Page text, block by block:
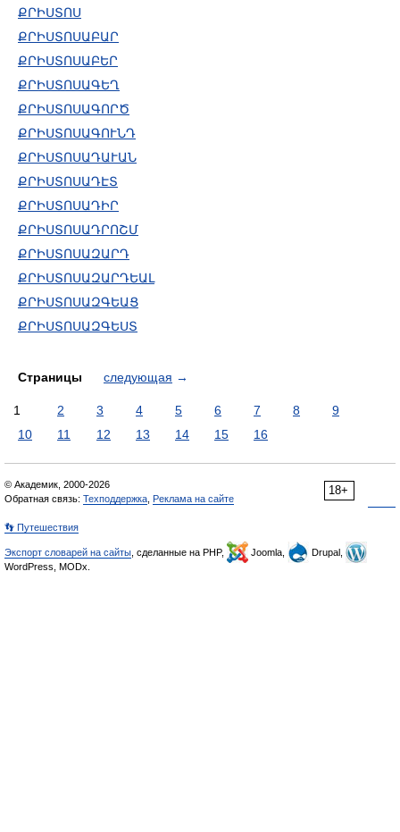
ՔՐԻՍՏՈՍ
ՔՐԻՍՏՈՍԱԲԱՐ
ՔՐԻՍՏՈՍԱԲԵՐ
ՔՐԻՍՏՈՍԱԳԵՂ
ՔՐԻՍՏՈՍԱԳՈՐԾ
ՔՐԻՍՏՈՍԱԳՈՒՆԴ
ՔՐԻՍՏՈՍԱԴԱՒԱՆ
ՔՐԻՍՏՈՍԱԴԷՏ
ՔՐԻՍՏՈՍԱԴԻՐ
ՔՐԻՍՏՈՍԱԴՐՈՇՄ
ՔՐԻՍՏՈՍԱԶԱՐԴ
ՔՐԻՍՏՈՍԱԶԱՐԴԵԱԼ
ՔՐԻՍՏՈՍԱԶԳԵԱՑ
ՔՐԻՍՏՈՍԱԶԳԵՍՏ
Страницы следующая →
1 2 3 4 5 6 7 8
9
10
11 12 13 14 15 16
18+
© Академик, 2000-2026
Обратная связь: Техподдержка Реклама на сайте
👣 Путешествия
Экспорт словарей на сайты , сделанные на PHP, Joomla,
Drupal,
WordPress, MODx.